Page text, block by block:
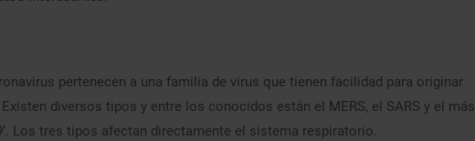
pertenecen a una familia de virus que tienen facilidad para originar
diversos tipos y entre los conocidos están el MERS, el SARS y el más
Los tres tipos afectan directamente el sistema respiratorio.